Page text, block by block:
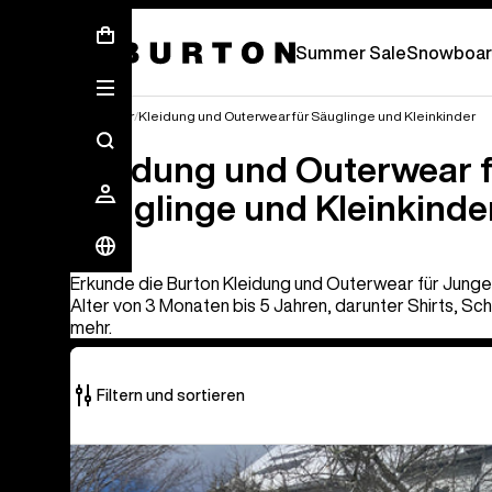
Summer Sale
Für Kinder Kleidung und Outerwear für Säuglinge und Kleinkinder
Kleidung und Outerwear
Säuglinge und
Erkunde die Burton Kleidung und Outerwear für
Alter von 3 Monaten bis 5 Jahren, darunter Shirts,
mehr.
Filtern und sortieren
10
von
Burton
Maven